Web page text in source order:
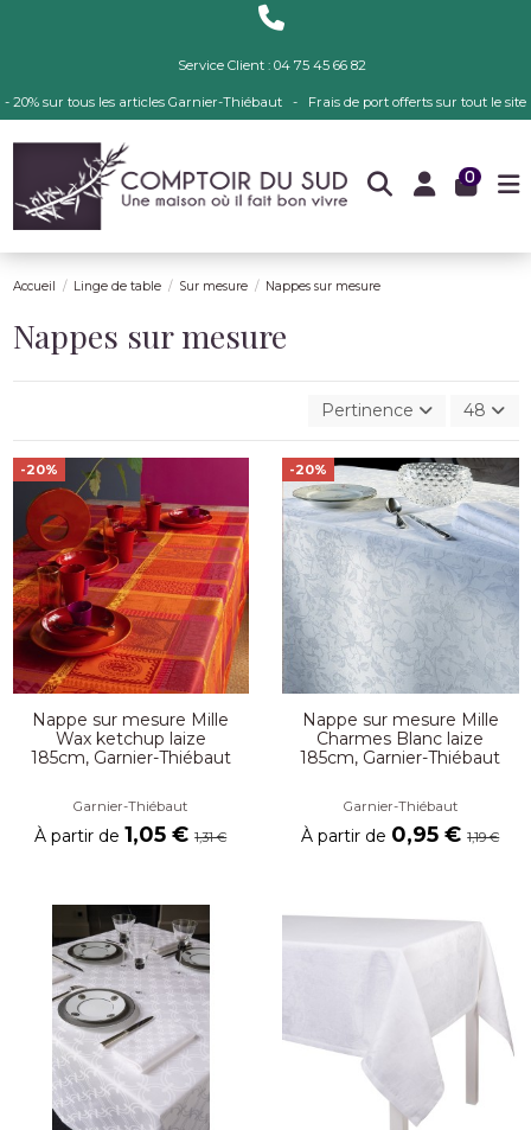
Service Client : 04 75 45 66 82
- 20% sur tous les articles Garnier-Thiébaut - Frais de port offerts sur tout le site
0
Accueil Linge de table Sur mesure Nappes sur mesure
Nappes sur mesure
Pertinence 48
-20%
Nappe sur mesure Mille
Wax ketchup laize
185cm, Garnier-Thiébaut
Garnier-Thiébaut
À partir de1,05 €1,31 €
-20%
Nappe sur mesure Mille
Charmes Blanc laize
185cm, Garnier-Thiébaut
Garnier-Thiébaut
À partir de 0,95 €1,19 €